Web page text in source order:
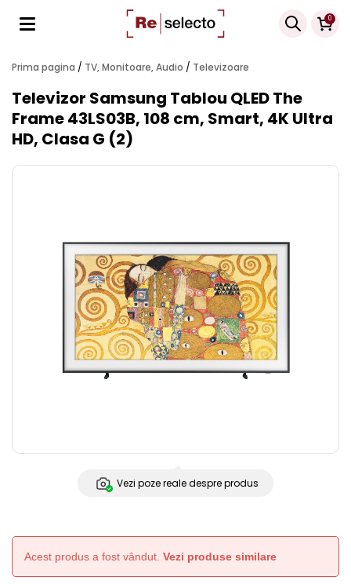
0
Products
search
Prima pagina / TV, Monitoare, Audio / Televizoare
Televizor Samsung Tablou QLED The
Frame 43LS03B, 108 cm, Smart, 4K Ultra
HD, Clasa G (2)
Vezi poze reale despre produs
Acest produs a fost vândut. Vezi produse similare